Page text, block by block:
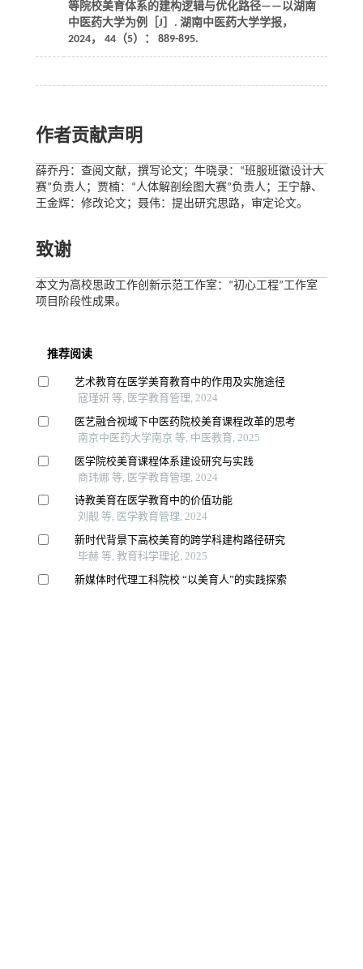
等院校美育体系的建构逻辑与优化路径——以湖南
中医药大学为例［J］. 湖南中医药大学学报，
2024， 44（5）： 889-895.
作者贡献声明
薛乔丹：查阅文献，撰写论文；牛晓录：“班服班徽设计大
赛”负责人；贾楠：“人体解剖绘图大赛”负责人；王宁静、
王金辉：修改论文；聂伟：提出研究思路，审定论文。
致谢
本文为高校思政工作创新示范工作室：“初心工程”工作室
项目阶段性成果。